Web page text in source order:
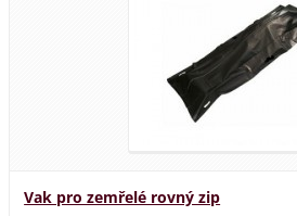
Vak pro zemřelé rovný zip